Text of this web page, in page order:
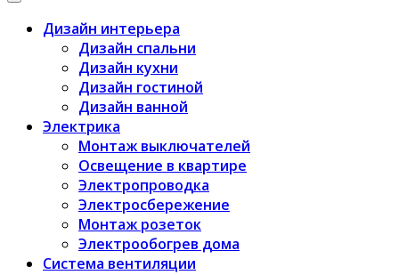
Дизайн интерьера
Дизайн спальни
Дизайн кухни
Дизайн гостиной
Дизайн ванной
Электрика
Монтаж выключателей
Освещение в квартире
Электропроводка
Электросбережение
Монтаж розеток
Электрообогрев дома
Система вентиляции